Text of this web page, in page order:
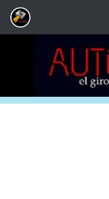
Saltar al contenido